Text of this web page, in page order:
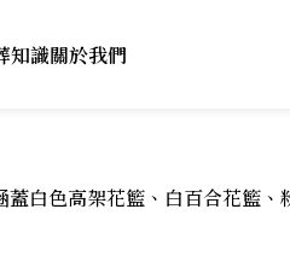
知識關於我們
白色高架花籃、白百合花籃、